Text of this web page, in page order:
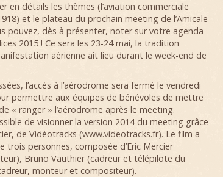
en détails les thèmes (l’aviation commerciale
et le plateau du prochain meeting de l’Amicale
pouvez, dès à présenter, noter sur votre agenda
2015 ! Ce sera les 23-24 mai, la tradition
aérienne ait lieu durant le week-end de
l’accès à l’aérodrome sera fermé le vendredi
permettre aux équipes de bénévoles de mettre
« ranger » l’aérodrome après le meeting.
de visionner la version 2014 du meeting grâce
de Vidéotracks (www.videotracks.fr). Le film a
trois personnes, composée d’Eric Mercier
Bruno Vauthier (cadreur et télépilote du
monteur et compositeur).